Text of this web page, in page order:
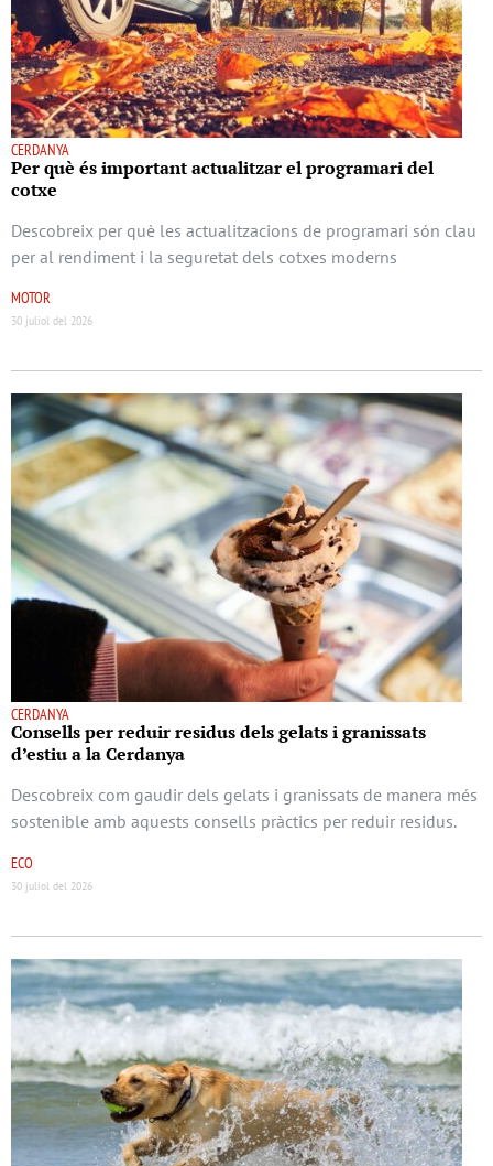
CERDANYA
Per què és important actualitzar el programari del
cotxe
Descobreix per què les actualitzacions de programari són clau
per al rendiment i la seguretat dels cotxes moderns
MOTOR
30 juliol del 2026
CERDANYA
Consells per reduir residus dels gelats i granissats
d’estiu a la Cerdanya
Descobreix com gaudir dels gelats i granissats de manera més
sostenible amb aquests consells pràctics per reduir residus.
ECO
30 juliol del 2026